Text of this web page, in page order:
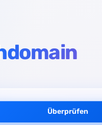
Überprüfen